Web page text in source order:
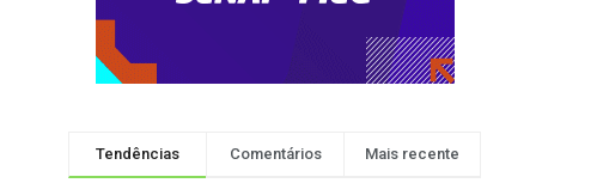
Tendências Comentários Mais recente